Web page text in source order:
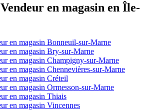
en magasin en Île-
en magasin Bonneuil-sur-Marne
en magasin Bry-sur-Marne
en magasin Champigny-sur-Marne
en magasin Chennevières-sur-Marne
en magasin Créteil
en magasin Ormesson-sur-Marne
en magasin Thiais
en magasin Vincennes